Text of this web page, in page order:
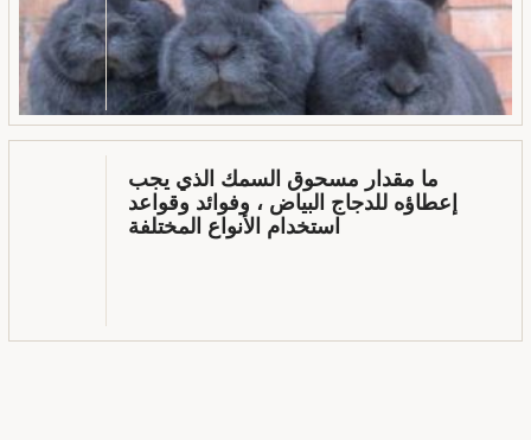
ما مقدار مسحوق السمك الذي يجب
إعطاؤه للدجاج البياض ، وفوائد وقواعد
استخدام الأنواع المختلفة